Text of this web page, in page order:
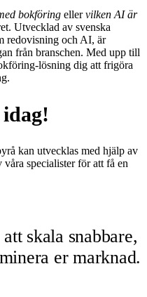
bokföring ellervilken AI är
Utvecklad av svenska
redovisning och AI, är
från branschen. Med upp till
lösning dig att frigöra
kan utvecklas med hjälp av
specialister för att få en
skala snabbare,
er marknad.